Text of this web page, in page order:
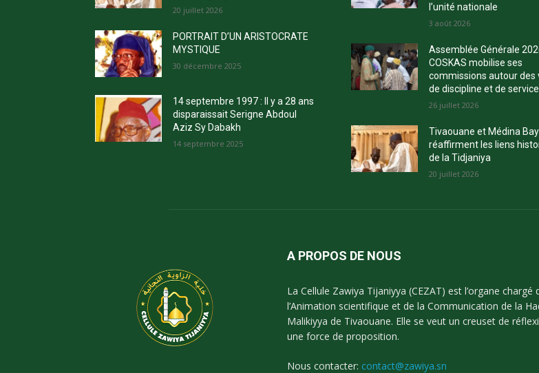
20 juillet 2026
PORTRAIT D’UN ARISTOCRATE
MYSTIQUE
30 décembre 2025
14 septembre 1997 : Il y a 28 ans
disparaissait Serigne Abdoul
Aziz Sy Dabakh
14 septembre 2025
l’unité nationale
3 août 2026
Assemblée Générale
COSKAS mobilise ses
commissions autour des
de discipline et de service
26 juillet 2026
Tivaouane et Médina
réaffirment les liens
de la Tidjaniya
20 juillet 2026
A PROPOS DE NOUS
La Cellule Zawiya Tijaniyya (CEZAT) est l’organe chargé
l’Animation scientifique et de la Communication de la
Malikiyya de Tivaouane. Elle se veut un creuset de
une force de proposition.
Nous contacter: contact@zawiya.sn